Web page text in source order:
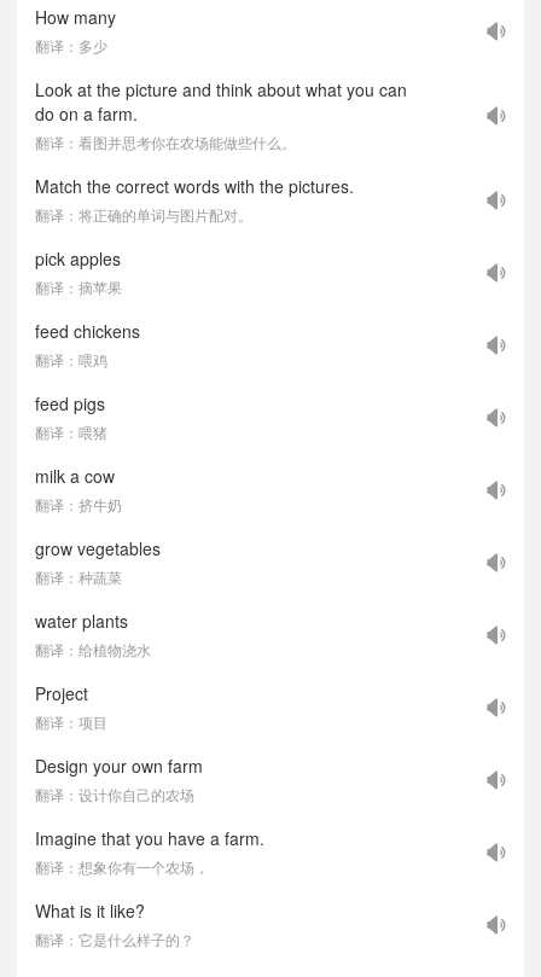
How many
翻译：多少
Look at the picture and think about what you can
do on a farm.
翻译：看图并思考你在农场能做些什么。
Match the correct words with the pictures.
翻译：将正确的单词与图片配对。
pick apples
翻译：摘苹果
feed chickens
翻译：喂鸡
feed pigs
翻译：喂猪
milk a cow
翻译：挤牛奶
grow vegetables
翻译：种蔬菜
water plants
翻译：给植物浇水
Project
翻译：项目
Design your own farm
翻译：设计你自己的农场
Imagine that you have a farm.
翻译：想象你有一个农场，
What is it like?
翻译：它是什么样子的？